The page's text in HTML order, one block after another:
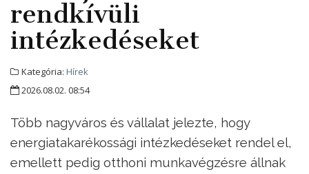
rendkívüli
intézkedéseket
Kategória: Hírek
2026.08.02. 08:54
Több nagyváros és vállalat jelezte, hogy
energiatakarékossági intézkedéseket rendel el,
emellett pedig otthoni munkavégzésre állnak